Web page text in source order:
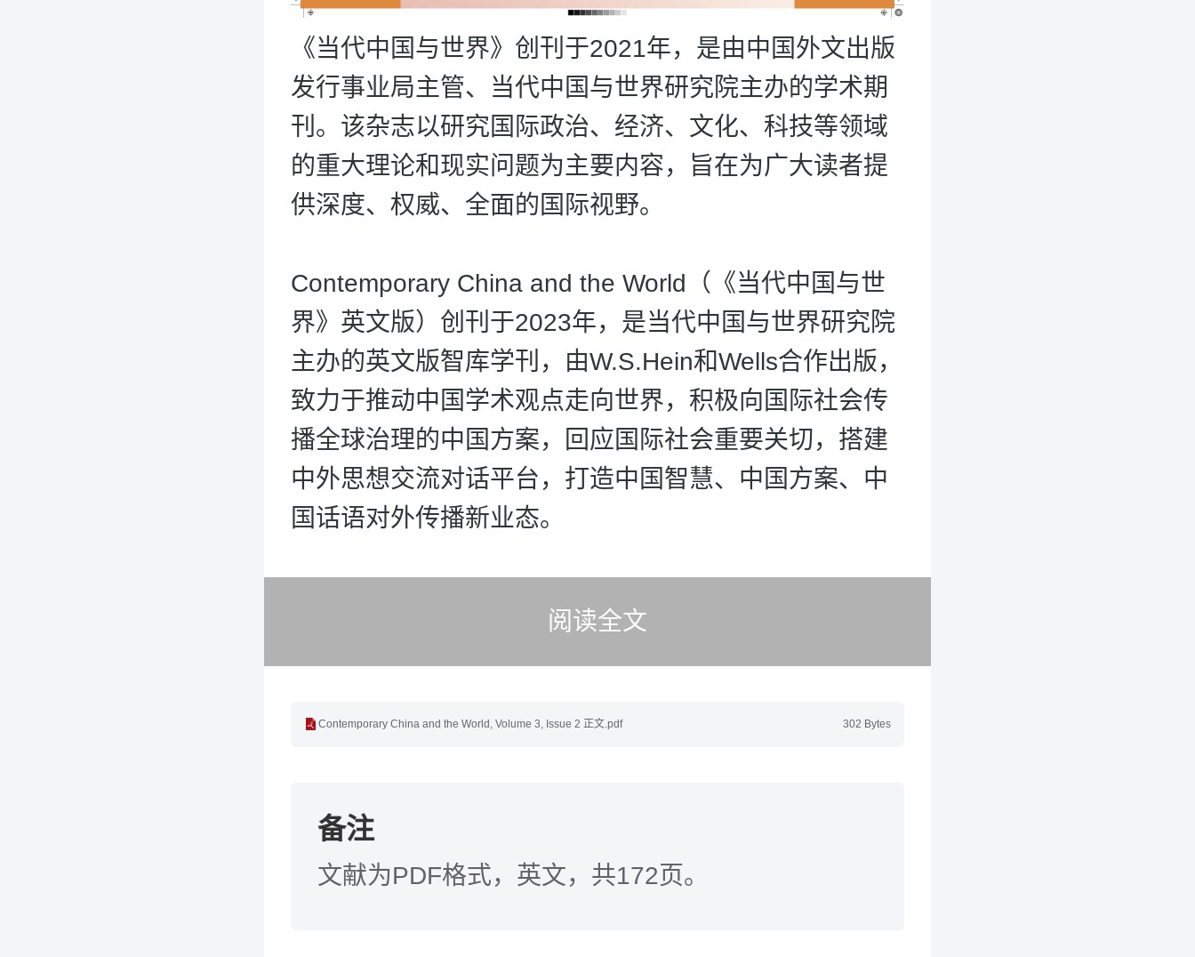
《当代中国与世界》创刊于2021年，是由中国外文出版
发行事业局主管、当代中国与世界研究院主办的学术期
刊。该杂志以研究国际政治、经济、文化、科技等领域
的重大理论和现实问题为主要内容，旨在为广大读者提
供深度、权威、全面的国际视野。
Contemporary China and the World（《当代中国与世
界》英文版）创刊于2023年，是当代中国与世界研究院
主办的英文版智库学刊，由W.S.Hein和Wells合作出版，
致力于推动中国学术观点走向世界，积极向国际社会传
播全球治理的中国方案，回应国际社会重要关切，搭建
中外思想交流对话平台，打造中国智慧、中国方案、中
国话语对外传播新业态。
阅读全文
302 Bytes
Contemporary China and the World, Volume 3, Issue 2 正文.pdf
备注
文献为PDF格式，英文，共172页。